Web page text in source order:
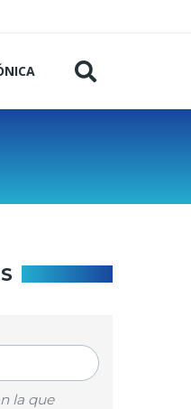
la que